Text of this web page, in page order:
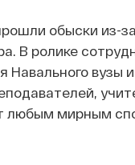
обыски из-
В ролике
Навального
любым мирным